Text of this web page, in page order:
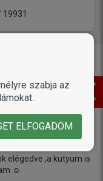
19931
húzható
elégedve ,a kutyum is
☺️
szabja az
ELFOGADOM